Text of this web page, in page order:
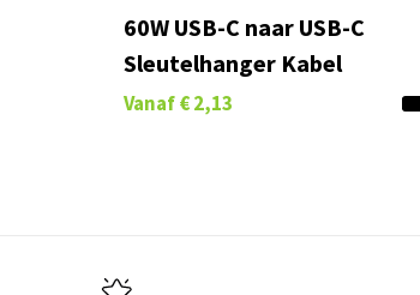
60W USB-C naar USB-C
Sleutelhanger Kabel
Vanaf € 2,13